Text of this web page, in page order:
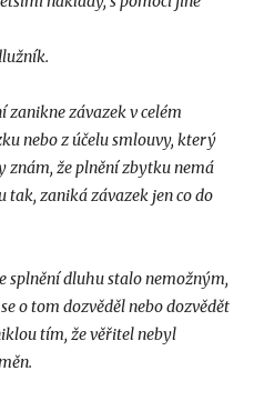
zanikne závazek v celém
nebo z účelu smlouvy, který
znám, že plnění zbytku nemá
zaniká závazek jen co do
splnění dluhu stalo nemožným,
o tom dozvěděl nebo dozvědět
tím, že věřitel nebyl